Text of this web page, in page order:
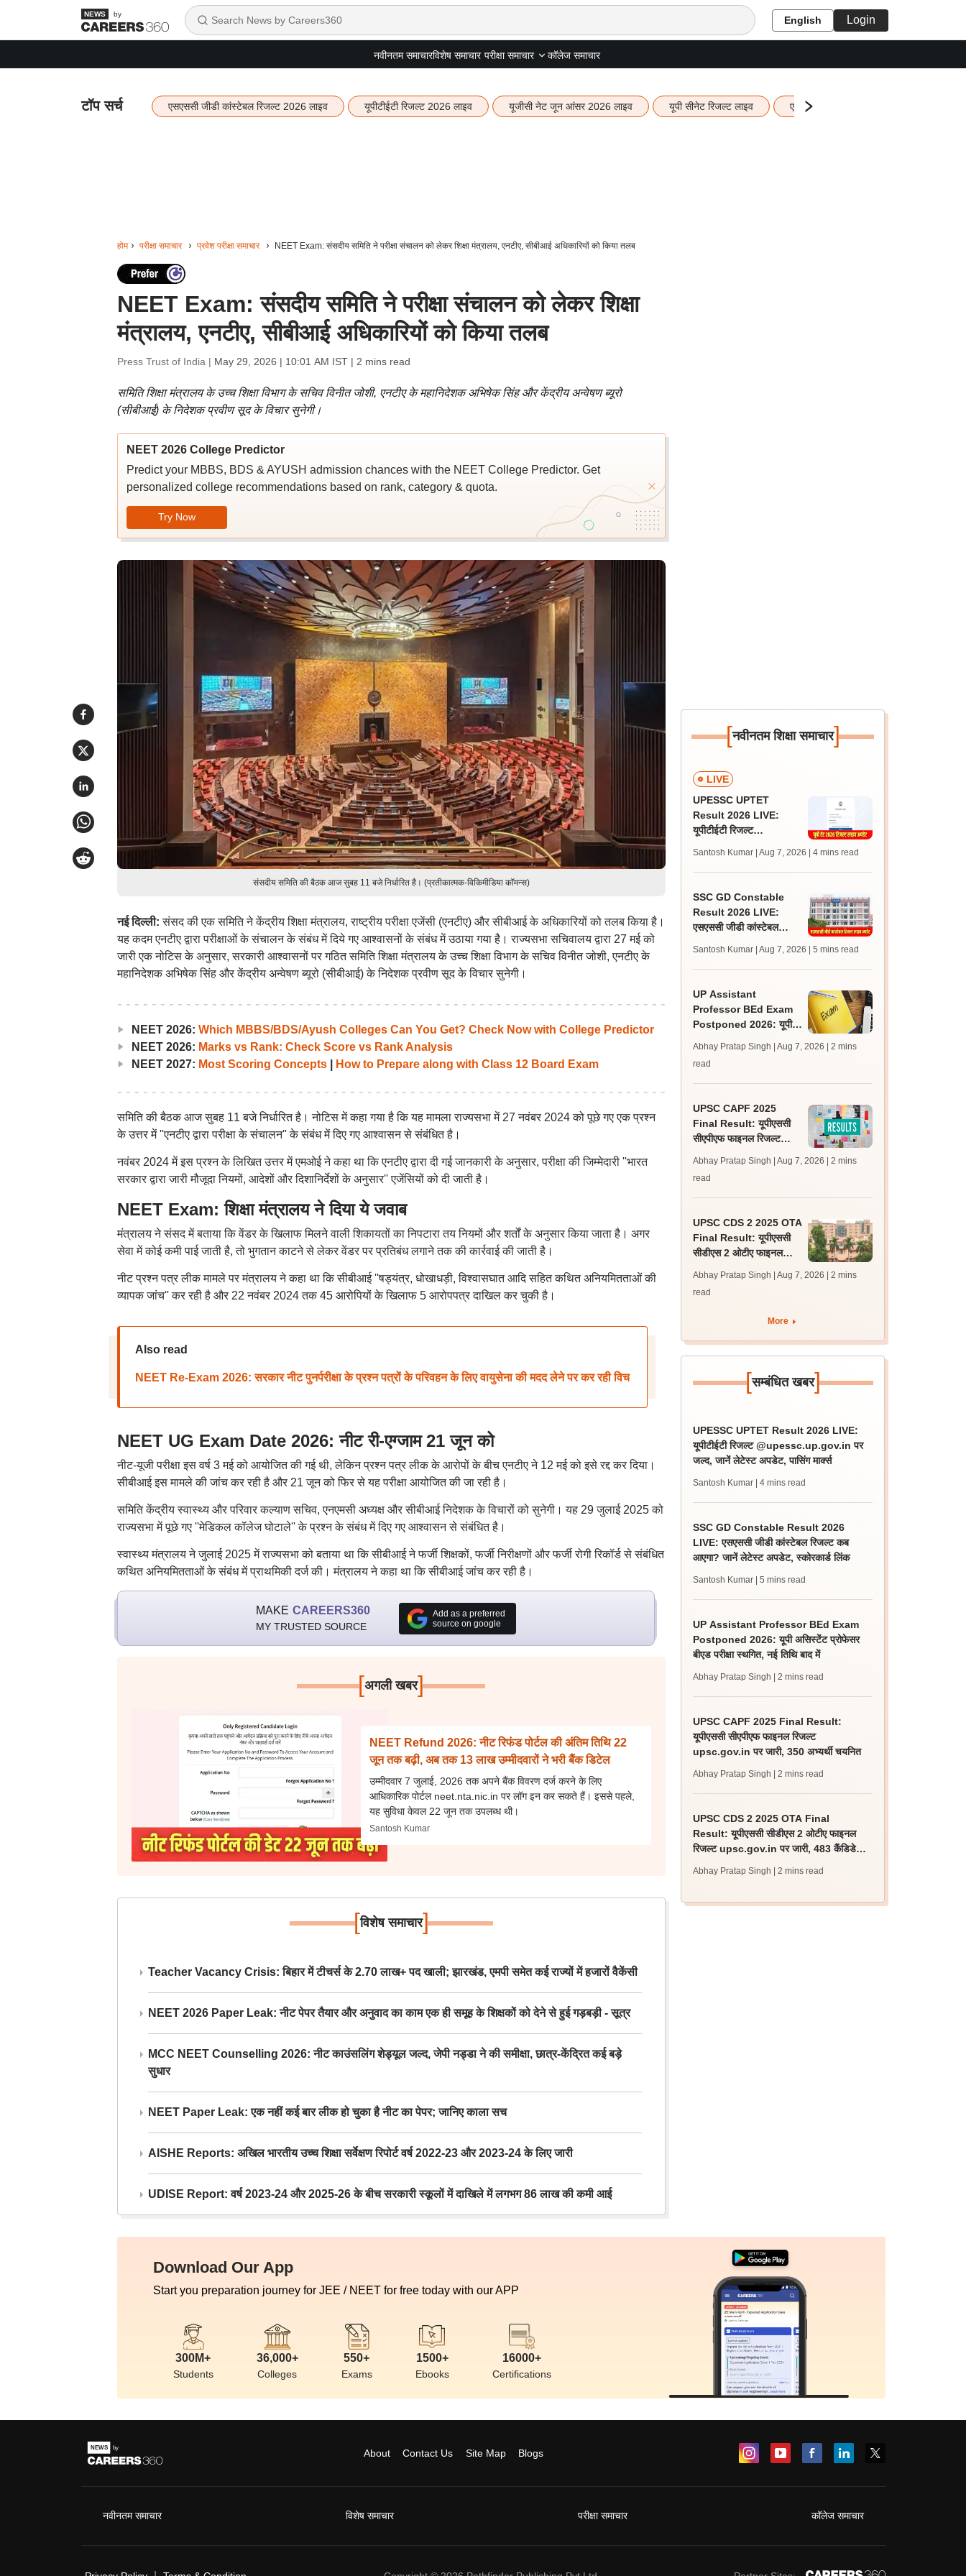
by English Login
नवीनतम समाचारविशेष समाचार परीक्षा समाचार कॉलेज समाचार
टॉप सर्च एसएससी जीडी कांस्टेबल रिजल्ट 2026 लाइव यूपीटीईटी रिजल्ट 2026 लाइव यूजीसी नेट जून आंसर 2026 लाइव यूपी सीनेट रिजल्ट लाइव एचबीएसई 12वीं का रिजल्ट लाइव
होम परीक्षा समाचार प्रवेश परीक्षा समाचार NEET Exam: संसदीय समिति ने परीक्षा संचालन को लेकर शिक्षा मंत्रालय, एनटीए, सीबीआई अधिकारियों को किया तलब
NEET Exam: संसदीय समिति ने परीक्षा संचालन को लेकर शिक्षा
मंत्रालय, एनटीए, सीबीआई अधिकारियों को किया तलब
Press Trust of India | May 29, 2026 | 10:01 AM IST| 2 mins read
समिति शिक्षा मंत्रालय के उच्च शिक्षा विभाग के सचिव विनीत जोशी, एनटीए के महानिदेशक अभिषेक सिंह और केंद्रीय अन्वेषण ब्यूरो
(सीबीआई) के निदेशक प्रवीण सूद के विचार सुनेगी।
NEET 2026 College Predictor
Predict your MBBS, BDS & AYUSH admission chances with the NEET College Predictor. Get
personalized college recommendations based on rank, category & quota.
Try Now
संसदीय समिति की बैठक आज सुबह 11 बजे निर्धारित है। (प्रतीकात्मक-विकिमीडिया कॉमन्स)
नई दिल्ली: संसद की एक समिति ने केंद्रीय शिक्षा मंत्रालय, राष्ट्रीय परीक्षा एजेंसी (एनटीए) और सीबीआई के अधिकारियों को तलब किया है।
यह कदम एनटीए द्वारा परीक्षाओं के संचालन के संबंध में दिये गए आश्वासनों के संबंध में उठाया गया है। राज्यसभा सचिवालय द्वारा 27 मई को
जारी एक नोटिस के अनुसार, सरकारी आश्वासनों पर गठित समिति शिक्षा मंत्रालय के उच्च शिक्षा विभाग के सचिव विनीत जोशी, एनटीए के
महानिदेशक अभिषेक सिंह और केंद्रीय अन्वेषण ब्यूरो (सीबीआई) के निदेशक प्रवीण सूद के विचार सुनेगी।
NEET 2026: Which MBBS/BDS/Ayush Colleges Can You Get? Check Now with College Predictor
NEET 2026: Marks vs Rank: Check Score vs Rank Analysis
NEET 2027: Most Scoring Concepts| How to Prepare along with Class 12 Board Exam
समिति की बैठक आज सुबह 11 बजे निर्धारित है। नोटिस में कहा गया है कि यह मामला राज्यसभा में 27 नवंबर 2024 को पूछे गए एक प्रश्न
के उत्तर में ''एनटीए द्वारा परीक्षा के संचालन'' के संबंध में दिए गए आश्वासन से संबंधित है।
नवंबर 2024 में इस प्रश्न के लिखित उत्तर में एमओई ने कहा था कि एनटीए द्वारा दी गई जानकारी के अनुसार, परीक्षा की जिम्मेदारी ''भारत
सरकार द्वारा जारी मौजूदा नियमों, आदेशों और दिशानिर्देशों के अनुसार'' एजेंसियों को दी जाती है।
NEET Exam: शिक्षा मंत्रालय ने दिया ये जवाब
मंत्रालय ने संसद में बताया कि वेंडर के खिलाफ मिलने वाली शिकायतों का निपटारा तय नियमों और शर्तों के अनुसार किया जाता है। अगर
सेवा में कोई कमी पाई जाती है, तो भुगतान काटने से लेकर वेंडर पर प्रतिबंध लगाने तक की कार्रवाई की जाती है।
नीट प्रश्न पत्र लीक मामले पर मंत्रालय ने कहा था कि सीबीआई ''षड्यंत्र, धोखाधड़ी, विश्वासघात आदि सहित कथित अनियमितताओं की
व्यापक जांच'' कर रही है और 22 नवंबर 2024 तक 45 आरोपियों के खिलाफ 5 आरोपपत्र दाखिल कर चुकी है।
Also read
NEET Re-Exam 2026: सरकार नीट पुनर्परीक्षा के प्रश्न पत्रों के परिवहन के लिए वायुसेना की मदद लेने पर कर रही विच
NEET UG Exam Date 2026: नीट री-एग्जाम 21 जून को
नीट-यूजी परीक्षा इस वर्ष 3 मई को आयोजित की गई थी, लेकिन प्रश्न पत्र लीक के आरोपों के बीच एनटीए ने 12 मई को इसे रद्द कर दिया।
सीबीआई इस मामले की जांच कर रही है और 21 जून को फिर से यह परीक्षा आयोजित की जा रही है।
समिति केंद्रीय स्वास्थ्य और परिवार कल्याण सचिव, एनएमसी अध्यक्ष और सीबीआई निदेशक के विचारों को सुनेगी। यह 29 जुलाई 2025 को
राज्यसभा में पूछे गए ''मेडिकल कॉलेज घोटाले'' के प्रश्न के संबंध में दिए गए आश्वासन से संबंधित है।
स्वास्थ्य मंत्रालय ने जुलाई 2025 में राज्यसभा को बताया था कि सीबीआई ने फर्जी शिक्षकों, फर्जी निरीक्षणों और फर्जी रोगी रिकॉर्ड से संबंधित
कथित अनियमितताओं के संबंध में प्राथमिकी दर्ज की। मंत्रालय ने कहा था कि सीबीआई जांच कर रही है।
MAKE CAREERS360
MY TRUSTED SOURCE
Add as a preferred
source on google
[अगली खबर]
NEET Refund 2026: नीट रिफंड पोर्टल की अंतिम तिथि 22
जून तक बढ़ी, अब तक 13 लाख उम्मीदवारों ने भरी बैंक डिटेल
उम्मीदवार 7 जुलाई, 2026 तक अपने बैंक विवरण दर्ज करने के लिए
आधिकारिक पोर्टल neet.nta.nic.in पर लॉग इन कर सकते हैं। इससे पहले,
यह सुविधा केवल 22 जून तक उपलब्ध थी।
Santosh Kumar
[विशेष समाचार]
Teacher Vacancy Crisis: बिहार में टीचर्स के 2.70 लाख+ पद खाली; झारखंड, एमपी समेत कई राज्यों में हजारों वैकेंसी
NEET 2026 Paper Leak: नीट पेपर तैयार और अनुवाद का काम एक ही समूह के शिक्षकों को देने से हुई गड़बड़ी - सूत्र
MCC NEET Counselling 2026: नीट काउंसलिंग शेड्यूल जल्द, जेपी नड्डा ने की समीक्षा, छात्र-केंद्रित कई बड़े
सुधार
NEET Paper Leak: एक नहीं कई बार लीक हो चुका है नीट का पेपर; जानिए काला सच
AISHE Reports: अखिल भारतीय उच्च शिक्षा सर्वेक्षण रिपोर्ट वर्ष 2022-23 और 2023-24 के लिए जारी
UDISE Report: वर्ष 2023-24 और 2025-26 के बीच सरकारी स्कूलों में दाखिले में लगभग 86 लाख की कमी आई
[नवीनतम शिक्षा समाचार]
LIVE
UPESSC UPTET
Result 2026 LIVE:
यूपीटीईटी रिजल्ट
जल्द, जानें लेटेस्ट अपडेट,
पासिंग मार्क्स
Santosh Kumar | Aug 7, 2026 | 4 mins read
SSC GD Constable
Result 2026 LIVE:
एसएससी जीडी कांस्टेबल
लेटेस्ट अपडेट, स्कोरकार्ड लिंक
Santosh Kumar | Aug 7, 2026 | 5 mins read
UP Assistant
Professor BEd Exam
Postponed 2026: यूपी
स्थगित, नई तिथि बाद में
Abhay Pratap Singh | Aug 7, 2026
| 2 mins
read
UPSC CAPF 2025
Final Result: यूपीएससी
सीएपीएफ फाइनल रिजल्ट
350 अभ्यर्थी चयनित
Abhay Pratap Singh | Aug 7, 2026
| 2 mins
read
UPSC CDS 2 2025 OTA
Final Result: यूपीएससी
सीडीएस 2 ओटीए फाइनल
जारी, 483 कैंडिडेट चयनित
Abhay Pratap Singh | Aug 7, 2026
| 2 mins
read
More
[सम्बंधित खबर]
UPESSC UPTET Result 2026 LIVE:
यूपीटीईटी रिजल्ट @upessc.up.gov.in पर
जल्द, जानें लेटेस्ट अपडेट, पासिंग मार्क्स
Santosh Kumar | 4 mins read
SSC GD Constable Result 2026
LIVE: एसएससी जीडी कांस्टेबल रिजल्ट कब
आएगा? जानें लेटेस्ट अपडेट, स्कोरकार्ड लिंक
Santosh Kumar | 5 mins read
UP Assistant Professor BEd Exam
Postponed 2026: यूपी असिस्टेंट प्रोफेसर
बीएड परीक्षा स्थगित, नई तिथि बाद में
Abhay Pratap Singh | 2 mins read
UPSC CAPF 2025 Final Result:
यूपीएससी सीएपीएफ फाइनल रिजल्ट
upsc.gov.in पर जारी, 350 अभ्यर्थी चयनित
Abhay Pratap Singh | 2 mins read
UPSC CDS 2 2025 OTA Final
Result: यूपीएससी सीडीएस 2 ओटीए फाइनल
रिजल्ट upsc.gov.in पर जारी, 483 कैंडिडेट
Abhay Pratap Singh | 2 mins read
Download Our App
Start you preparation journey for JEE / NEET for free today with our APP
300M+
Students
36,000+
Colleges
550+
Exams
1500+
Ebooks
16000+
Certifications
About Contact Us Site Map Blogs
नवीनतम समाचार विशेष समाचार परीक्षा समाचार कॉलेज समाचार